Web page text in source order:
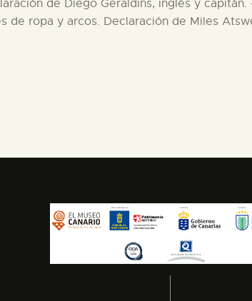
de Diego Geraldins, inglés y
de ropa y arcos. Declaración de Miles